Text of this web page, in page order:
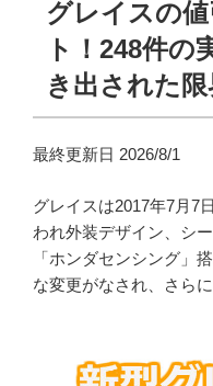
グレイスの
ト！248件の
き出された
最終更新日 2026/8/1
グレイスは2017年7月7
われ外装デザイン、シ
「ホンダセンシング」
な変更がなされ、さら